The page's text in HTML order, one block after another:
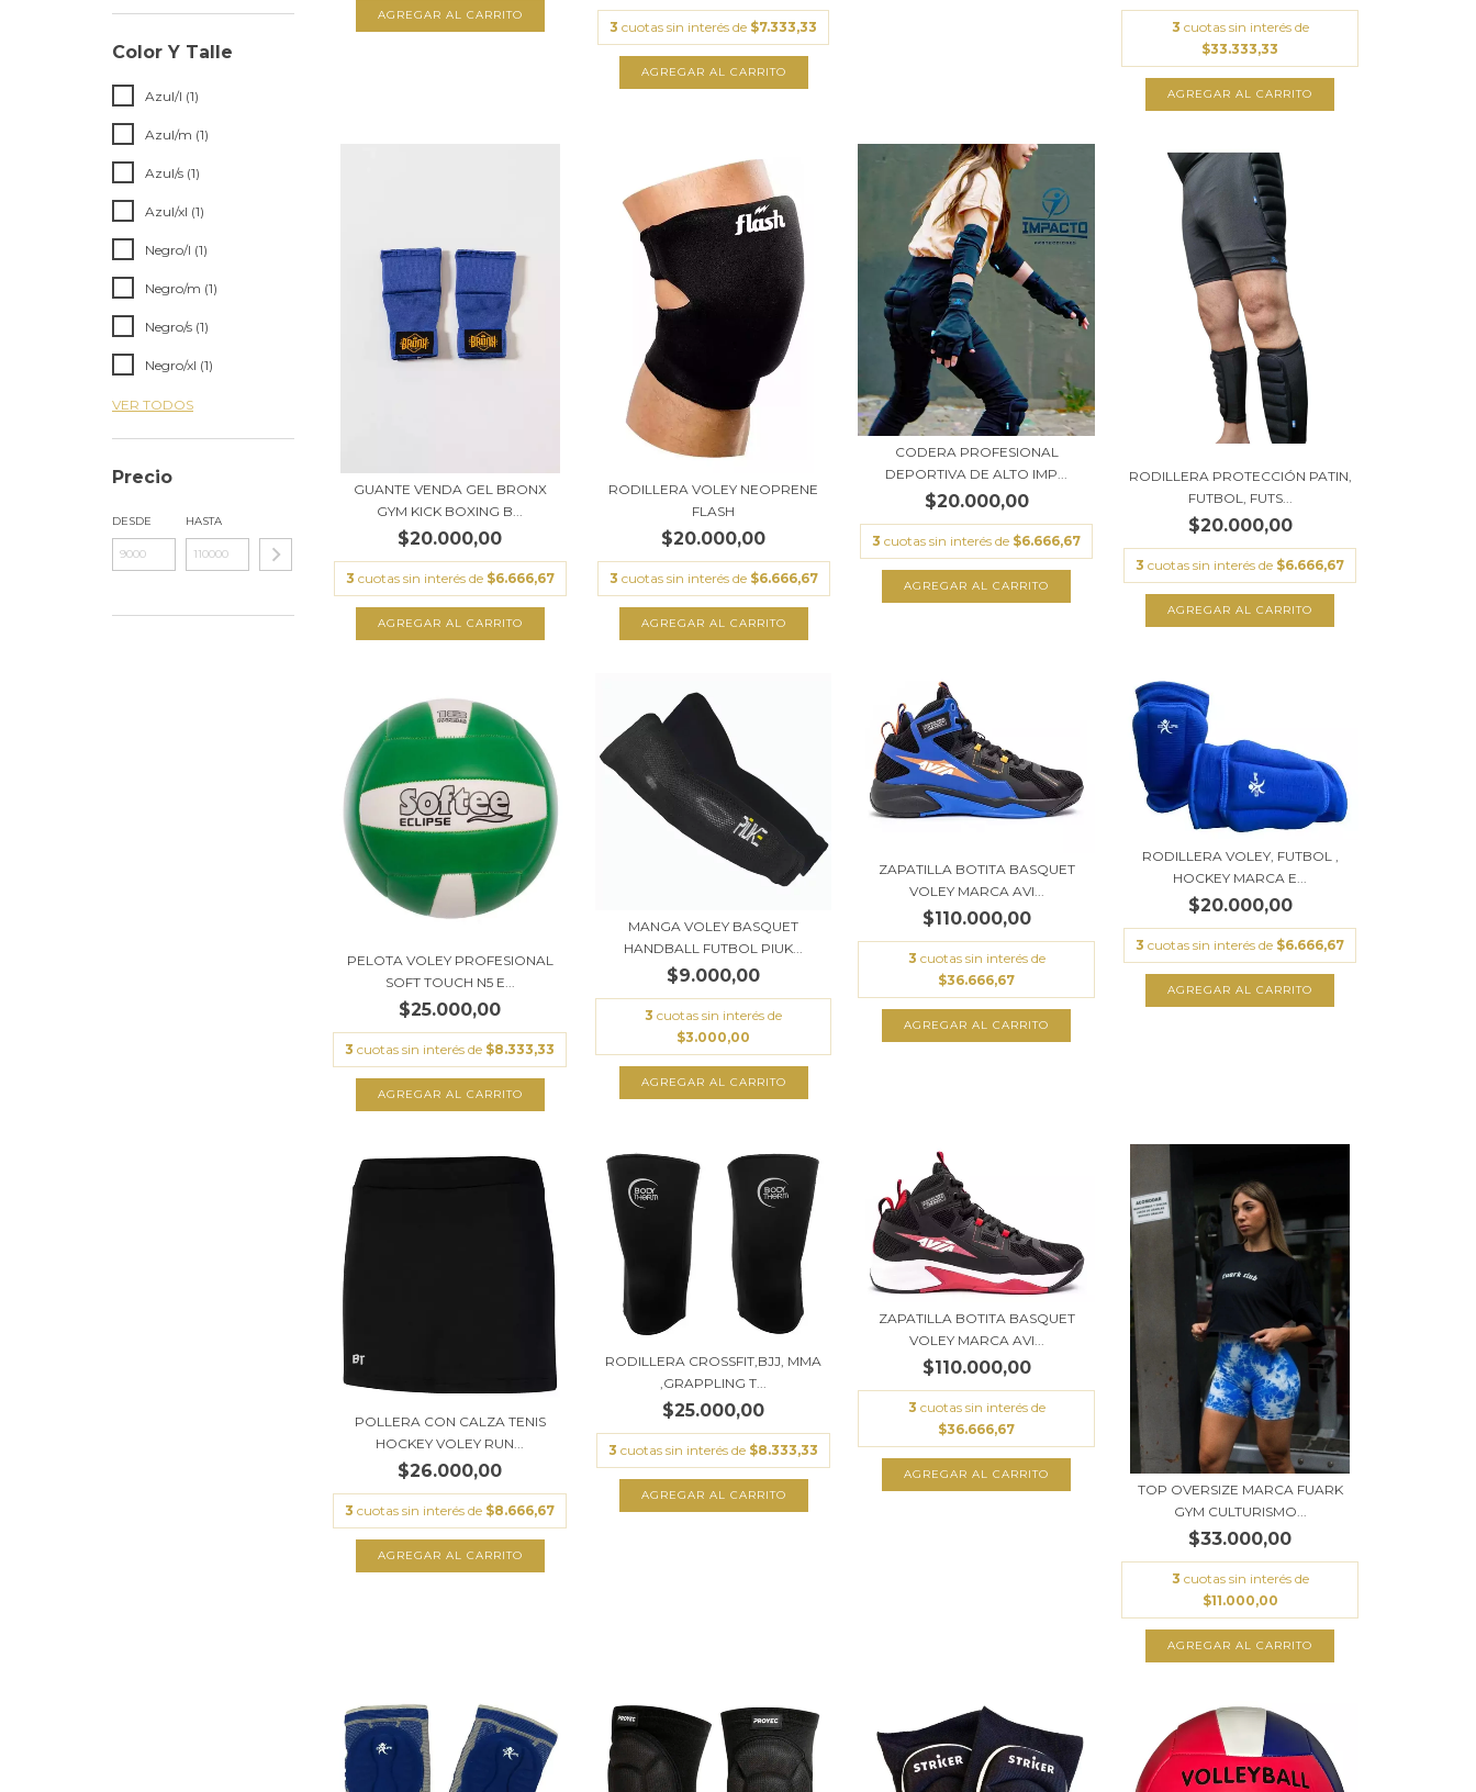
Color Y Talle
Azul/l (1)
Azul/m (1)
Azul/s (1)
Azul/xl (1)
Negro/l (1)
Negro/m (1)
Negro/s (1)
Negro/xl (1)
VER TODOS
Precio
DESDE HASTA
AGREGAR AL CARRITO
3 cuotas sin interés de $7.333,33
AGREGAR AL CARRITO
3 cuotas sin interés de
$33.333,33
AGREGAR AL CARRITO
GUANTE VENDA GEL BRONX
GYM KICK BOXING B...
$20.000,00
3 cuotas sin interés de $6.666,67
AGREGAR AL CARRITO
RODILLERA VOLEY NEOPRENE
FLASH
$20.000,00
3 cuotas sin interés de $6.666,67
AGREGAR AL CARRITO
CODERA PROFESIONAL
DEPORTIVA DE ALTO IMP...
$20.000,00
3 cuotas sin interés de $6.666,67
AGREGAR AL CARRITO
RODILLERA PROTECCIÓN PATIN,
FUTBOL, FUTS...
$20.000,00
3 cuotas sin interés de $6.666,67
AGREGAR AL CARRITO
PELOTA VOLEY PROFESIONAL
SOFT TOUCH N5 E...
$25.000,00
3 cuotas sin interés de $8.333,33
MANGA VOLEY BASQUET
HANDBALL FUTBOL PIUK...
$9.000,00
3 cuotas sin interés de
$3.000,00
AGREGAR AL CARRITO
ZAPATILLA BOTITA BASQUET
VOLEY MARCA AVI...
$110.000,00
3 cuotas sin interés de
$36.666,67
AGREGAR AL CARRITO
RODILLERA VOLEY, FUTBOL ,
HOCKEY MARCA E...
$20.000,00
3 cuotas sin interés de $6.666,67
AGREGAR AL CARRITO
POLLERA CON CALZA TENIS
HOCKEY VOLEY RUN...
$26.000,00
3 cuotas sin interés de $8.666,67
AGREGAR AL CARRITO
RODILLERA CROSSFIT,BJJ, MMA
,GRAPPLING T...
$25.000,00
3 cuotas sin interés de $8.333,33
AGREGAR AL CARRITO
ZAPATILLA BOTITA BASQUET
VOLEY MARCA AVI...
$110.000,00
3 cuotas sin interés de
$36.666,67
AGREGAR AL CARRITO
TOP OVERSIZE MARCA FUARK
GYM CULTURISMO...
$33.000,00
3 cuotas sin interés de
$11.000,00
AGREGAR AL CARRITO